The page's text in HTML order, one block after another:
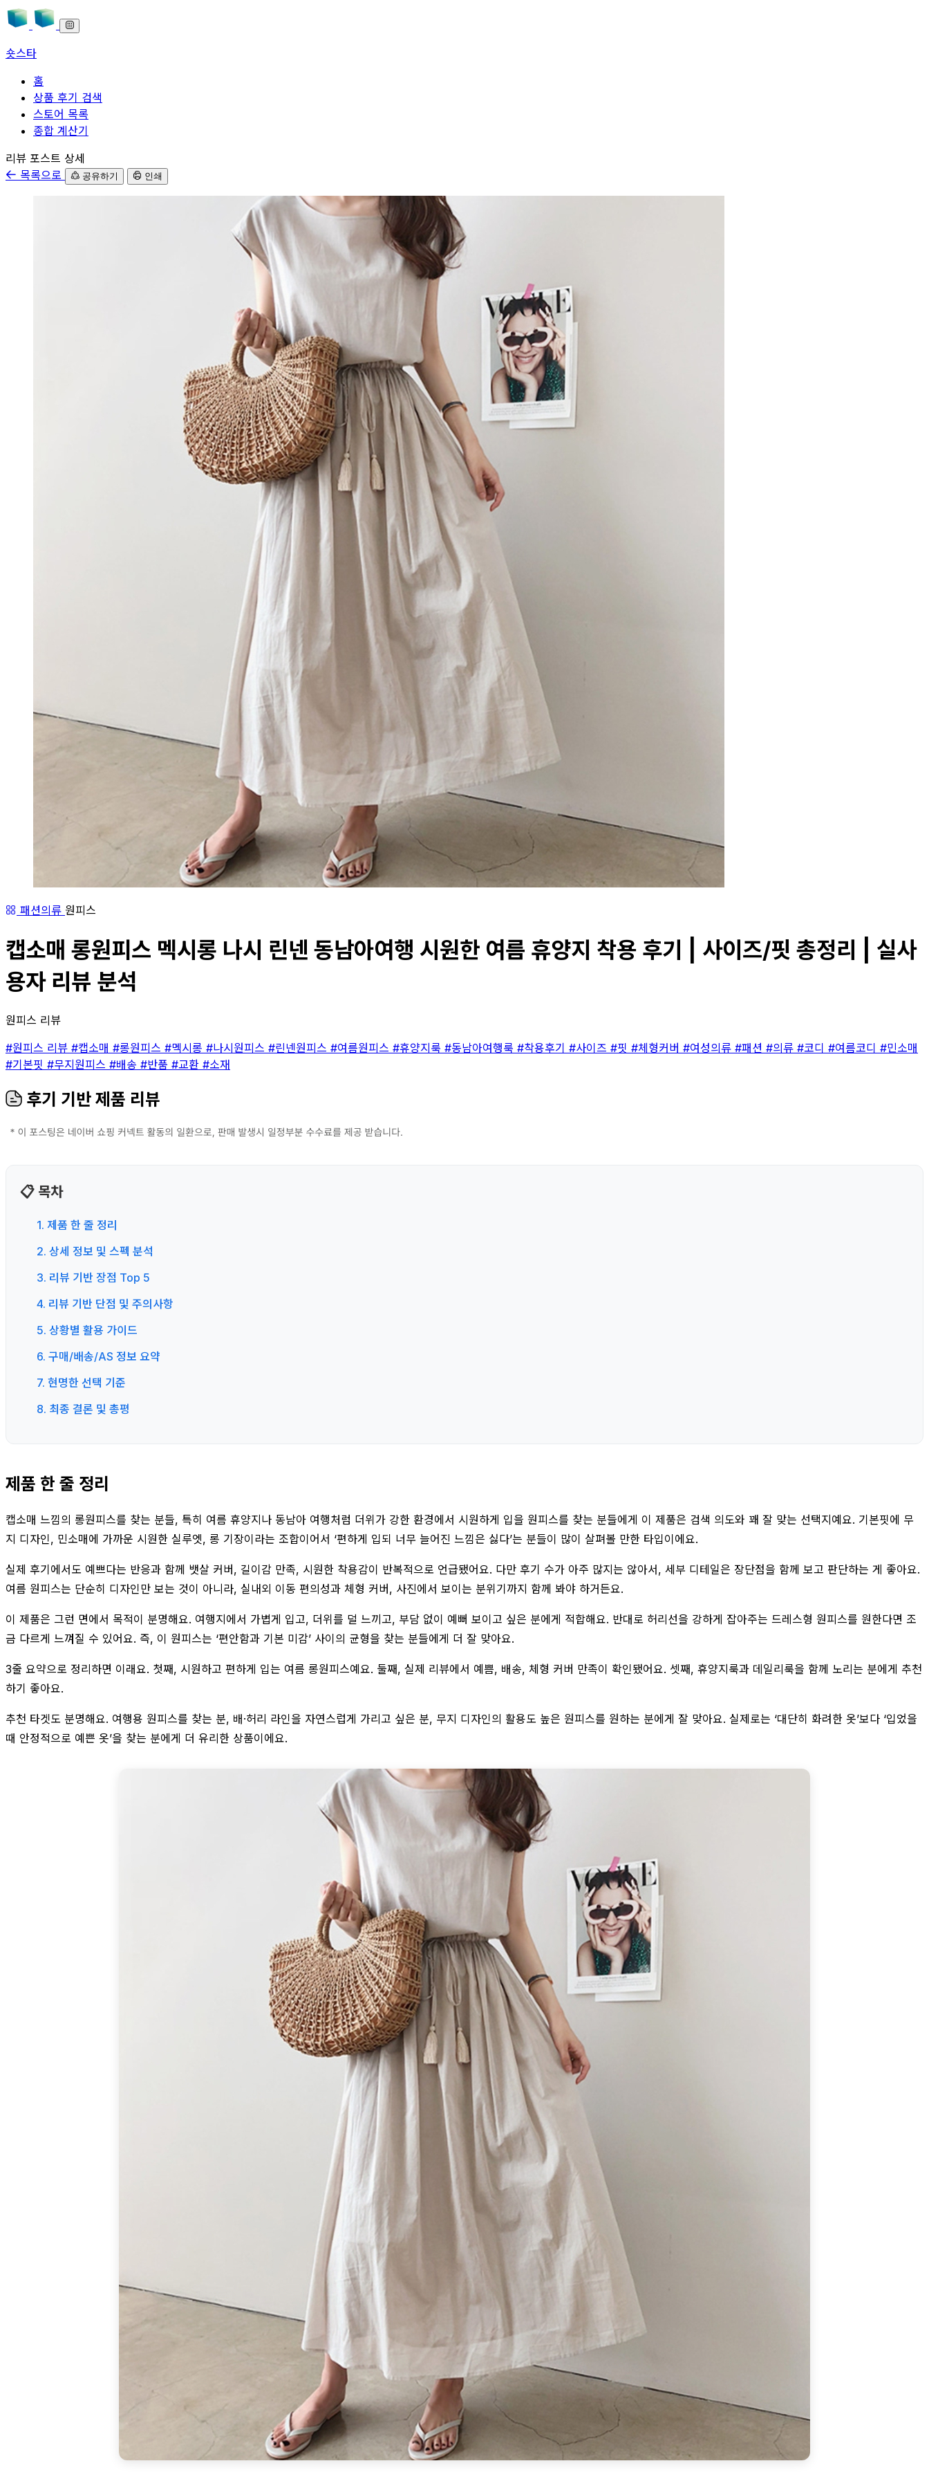
숏스타
홈
상품 후기 검색
스토어 목록
종합 계산기
본문으로 바로가기
리뷰 포스트 상세
목록으로
공유하기 인쇄
패션의류 원피스
캡소매 롱원피스 멕시롱 나시 린넨 동남아여행 시원한 여름 휴양지 착용 후기 | 사이즈/핏 총정리 | 실사
용자 리뷰 분석
원피스 리뷰
#원피스 리뷰 #캡소매 #롱원피스 #멕시롱 #나시원피스 #린넨원피스 #여름원피스 #휴양지룩 #동남아여행룩 #착용후기 #사이즈 #핏 #체형커버 #여성의류 #패션 #의류 #코디 #여름코디 #민소매
#기본핏 #무지원피스 #배송 #반품 #교환 #소재
후기 기반 제품 리뷰
📋 목차
1. 제품 한 줄 정리
2. 상세 정보 및 스펙 분석
3. 리뷰 기반 장점 Top 5
4. 리뷰 기반 단점 및 주의사항
5. 상황별 활용 가이드
6. 구매/배송/AS 정보 요약
7. 현명한 선택 기준
8. 최종 결론 및 총평
제품 한 줄 정리
캡소매 느낌의 롱원피스를 찾는 분들, 특히 여름 휴양지나 동남아 여행처럼 더위가 강한 환경에서 시원하게 입을 원피스를 찾는 분들에게 이 제품은 검색 의도와 꽤 잘 맞는 선택지예요. 기본핏에 무
지 디자인, 민소매에 가까운 시원한 실루엣, 롱 기장이라는 조합이어서 ‘편하게 입되 너무 늘어진 느낌은 싫다’는 분들이 많이 살펴볼 만한 타입이에요.
실제 후기에서도 예쁘다는 반응과 함께 뱃살 커버, 길이감 만족, 시원한 착용감이 반복적으로 언급됐어요. 다만 후기 수가 아주 많지는 않아서, 세부 디테일은 장단점을 함께 보고 판단하는 게 좋아요.
여름 원피스는 단순히 디자인만 보는 것이 아니라, 실내외 이동 편의성과 체형 커버, 사진에서 보이는 분위기까지 함께 봐야 하거든요.
이 제품은 그런 면에서 목적이 분명해요. 여행지에서 가볍게 입고, 더위를 덜 느끼고, 부담 없이 예뻐 보이고 싶은 분에게 적합해요. 반대로 허리선을 강하게 잡아주는 드레스형 원피스를 원한다면 조
금 다르게 느껴질 수 있어요. 즉, 이 원피스는 ‘편안함과 기본 미감’ 사이의 균형을 찾는 분들에게 더 잘 맞아요.
3줄 요약으로 정리하면 이래요. 첫째, 시원하고 편하게 입는 여름 롱원피스예요. 둘째, 실제 리뷰에서 예쁨, 배송, 체형 커버 만족이 확인됐어요. 셋째, 휴양지룩과 데일리룩을 함께 노리는 분에게 추천
하기 좋아요.
추천 타겟도 분명해요. 여행용 원피스를 찾는 분, 배·허리 라인을 자연스럽게 가리고 싶은 분, 무지 디자인의 활용도 높은 원피스를 원하는 분에게 잘 맞아요. 실제로는 ‘대단히 화려한 옷’보다 ‘입었을
때 안정적으로 예쁜 옷’을 찾는 분에게 더 유리한 상품이에요.